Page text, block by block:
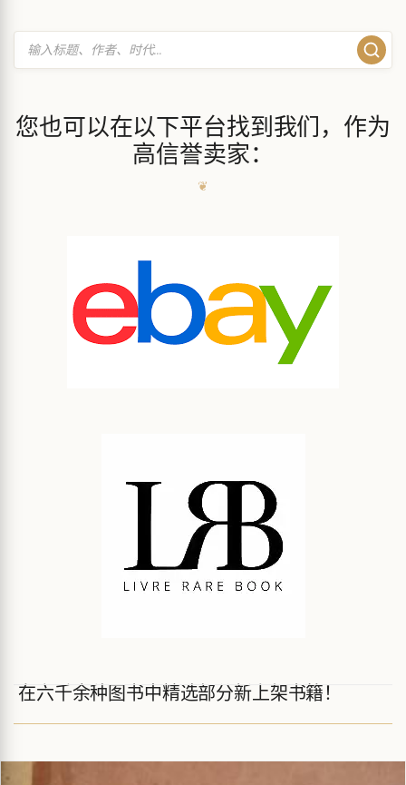
您也可以在以下平台找到我们，作为
高信誉卖家：
在六千余种图书中精选部分新上架书籍！